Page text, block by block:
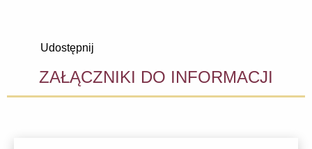
Udostępnij
ZAŁĄCZNIKI DO INFORMACJI